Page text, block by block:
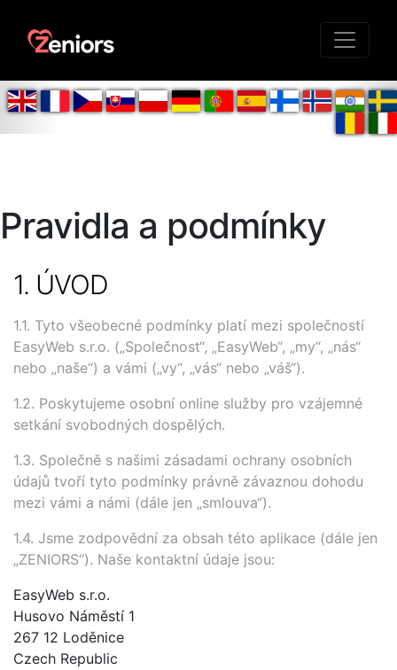
Pravidla a podmínky
1. ÚVOD
1.1. Tyto všeobecné podmínky platí mezi společností
EasyWeb s.r.o. („Společnost“, „EasyWeb“, „my“, „nás“
nebo „naše“) a vámi („vy“, „vás“ nebo „váš“).
1.2. Poskytujeme osobní online služby pro vzájemné
setkání svobodných dospělých.
1.3. Společně s našimi zásadami ochrany osobních
údajů tvoří tyto podmínky právně závaznou dohodu
mezi vámi a námi (dále jen „smlouva“).
1.4. Jsme zodpovědní za obsah této aplikace (dále jen
„ZENIORS“). Naše kontaktní údaje jsou:
EasyWeb s.r.o.
Husovo Náměstí 1
267 12 Loděnice
Czech Republic